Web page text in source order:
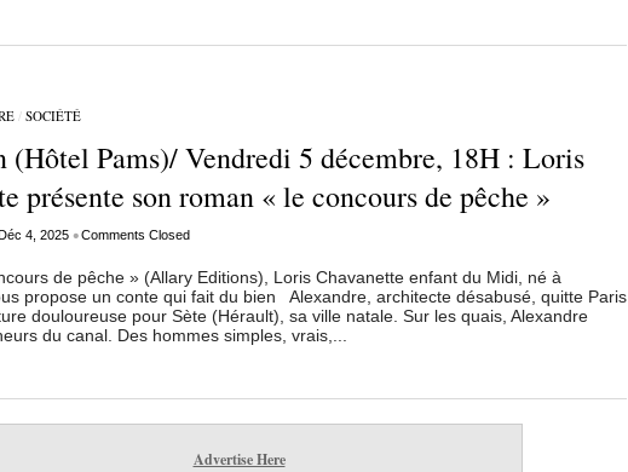
/ SOCIÉTÉ
(Hôtel Pams)/ Vendredi 5 décembre, 18H : Loris
présente son roman « le concours de pêche »
4, 2025 •Comments Closed
de pêche » (Allary Editions), Loris Chavanette enfant du Midi, né à
propose un conte qui fait du bien Alexandre, architecte désabusé, quitte Paris
douloureuse pour Sète (Hérault), sa ville natale. Sur les quais, Alexandre
du canal. Des hommes simples, vrais,...
Advertise Here